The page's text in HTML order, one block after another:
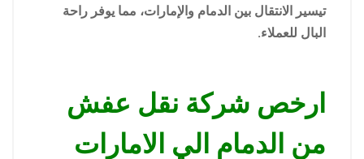
تيسير الانتقال بين الدمام والإمارات، مما يوفر راحة
البال للعملاء.
ارخص شركة نقل عفش
من الدمام الي الامارات